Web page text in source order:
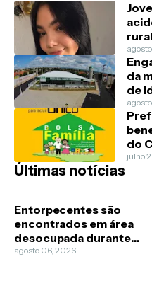
da
de
do
julho
Últimas notícias
Entorpecentes são
encontrados em área
desocupada durante
diligência policial em
agosto 06, 2026